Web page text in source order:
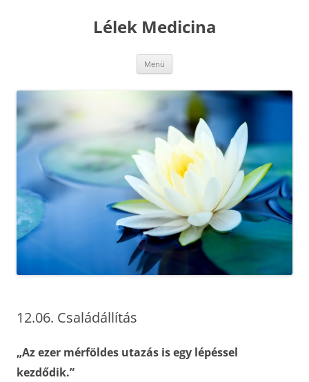
Lélek Medicina
Menü
12.06. Családállítás
„Az ezer mérföldes utazás is egy lépéssel
kezdődik.”